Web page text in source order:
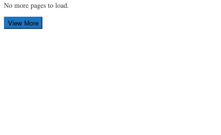
No more pages to load.
View More